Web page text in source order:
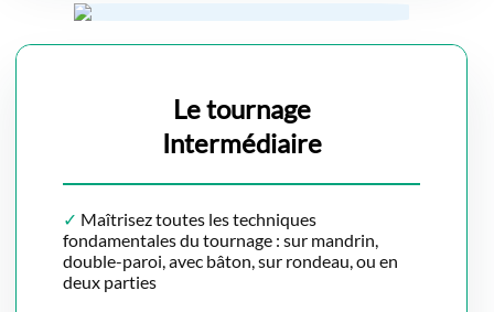
Le tournage
Intermédiaire
✓ Maîtrisez toutes les techniques
fondamentales du tournage : sur mandrin,
double-paroi, avec bâton, sur rondeau, ou en
deux parties